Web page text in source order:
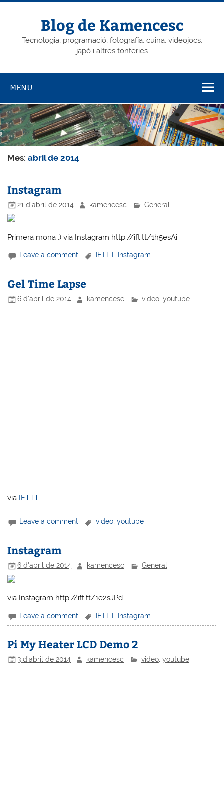
Skip
Blog de Kamencesc
Tecnologia, programació, fotografía, cuina, videojocs,
japó i altres tonteries
MENU
Mes:abril de 2014
Instagram
21 d'abril de 2014 kamencesc General
Primera mona :) via Instagram http://ift.tt/1h5esAi
Leave a comment IFTTT, Instagram
Gel Time Lapse
6 d'abril de 2014 kamencesc video, youtube
via IFTTT
Leave a comment video,youtube
Instagram
6 d'abril de 2014 kamencesc General
via Instagram http://ift.tt/1e2sJPd
Leave a comment IFTTT, Instagram
Pi My Heater LCD Demo 2
3 d'abril de 2014 kamencesc video, youtube